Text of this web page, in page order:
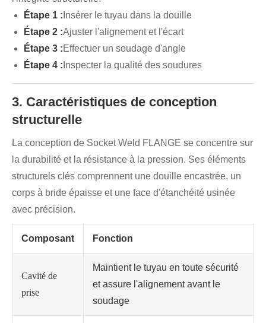
Étape 1 : Insérer le tuyau dans la douille
Étape 2 :Ajuster l'alignement et l'écart
Étape 3 :Effectuer un soudage d'angle
Étape 4 : Inspecter la qualité des soudures
3. Caractéristiques de conception
structurelle
La conception de Socket Weld FLANGE se concentre sur
la durabilité et la résistance à la pression. Ses éléments
structurels clés comprennent une douille encastrée, un
corps à bride épaisse et une face d'étanchéité usinée
avec précision.
Composant Fonction
Cavité de
prise
Maintient le tuyau en toute sécurité
et assure l'alignement avant le
soudage